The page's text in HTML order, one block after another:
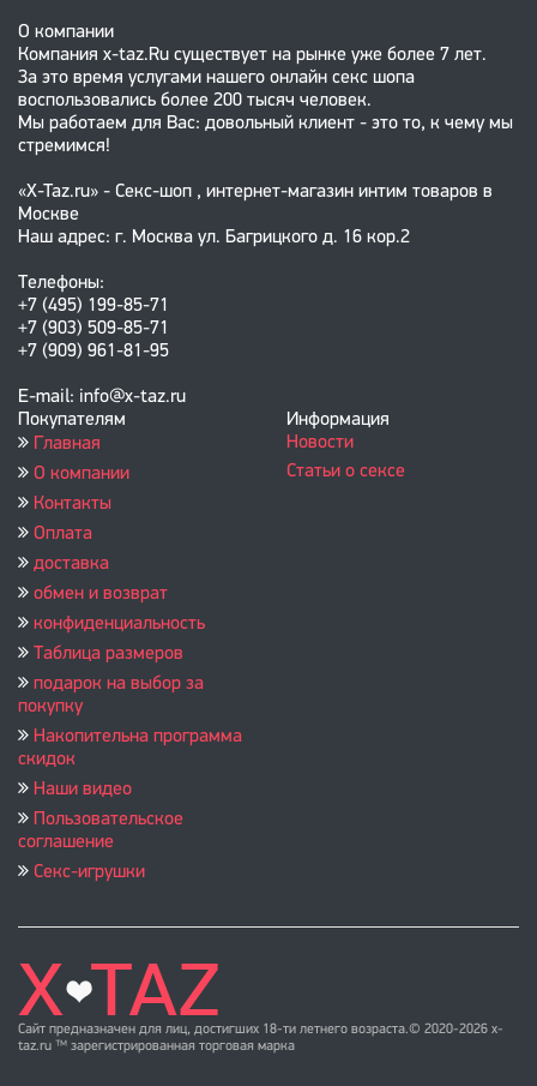
О компании
Компания x-taz.Ru существует на рынке уже более 7 лет.
За это время услугами нашего онлайн секс шопа
воспользовались более 200 тысяч человек.
Мы работаем для Вас: довольный клиент - это то, к чему мы
стремимся!
«X-Taz.ru» - Секс-шоп , интернет-магазин интим товаров в
Москве
Наш адрес: г. Москва ул. Багрицкого д. 16 кор.2
Телефоны:
+7 (495) 199-85-71
+7 (903) 509-85-71
+7 (909) 961-81-95
E-mail: info@x-taz.ru
Покупателям
Главная
О компании
Контакты
Оплата
доставка
обмен и возврат
конфиденциальность
Таблица размеров
подарок на выбор за
покупку
Накопительна программа
скидок
Наши видео
Пользовательское
соглашение
Секс-игрушки
Информация
Новости
Статьи о сексе
Сайт предназначен для лиц, достигших 18-ти летнего возраста.© 2020-2026 x-
taz.ru ™ зарегистрированная торговая марка